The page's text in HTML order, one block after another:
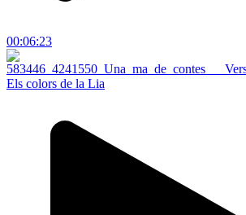
00:06:23
Els colors de la Lia